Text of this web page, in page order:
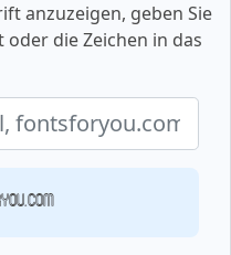
anzuzeigen, geben Sie
die Zeichen in das